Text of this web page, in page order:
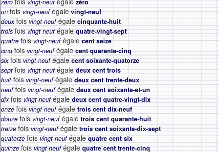
zéro
vingt-neuf
zéro
unfoisvingt-neufégalevingt-neuf
deuxfois vingt-neufégale cinquante-huit
trois fois vingt-neufégale quatre-vingt-sept
quatrefoisvingt-neufégalecent seize
cinq fois vingt-neufégale cent quarante-cinq
sixfois vingt-neufégale cent soixante-quatorze
septfoisvingt-neufégaledeux cent trois
huit fois vingt-neufégale deux cent trente-deux
neuffois vingt-neufégale deux cent soixante-et-un
dixfoisvingt-neufégaledeux cent quatre-vingt-dix
onze fois vingt-neufégale trois cent dix-neuf
douze fois vingt-neufégale trois cent quarante-huit
treizefoisvingt-neufégaletrois cent soixante-dix-sept
quatorze fois vingt-neufégale quatre cent six
quinze fois vingt-neufégale quatre cent trente-cinq